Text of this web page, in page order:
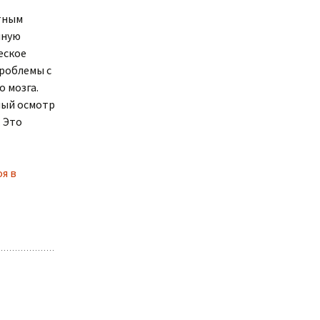
с
мозга.
осмотр
Это
в